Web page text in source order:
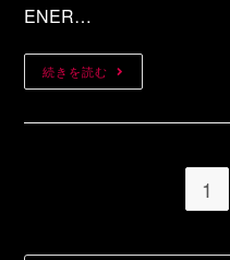
ENER…
続きを読む
1